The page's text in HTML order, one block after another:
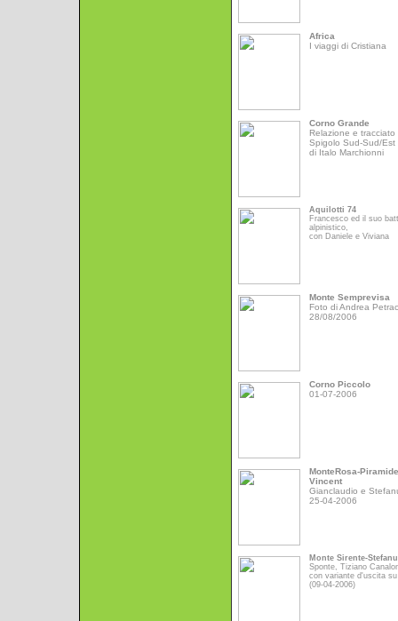
Africa
I viaggi di Cristiana
Corno Grande
Relazione e tracciato
Spigolo Sud-Sud/Est
di Italo Marchionni
Aquilotti 74
Francesco ed il suo
alpinistico,
con Daniele e Viviana
Monte Semprevisa
Foto di Andrea
28/08/2006
Corno Piccolo
01-07-2006
MonteRosa-Piramide
Vincent
Gianclaudio e
25-04-2006
Monte Sirente-
Sponte, Tiziano
con variante d'uscita
(09-04-2006)